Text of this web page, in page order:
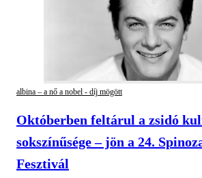
albina – a nő a nobel - díj mögött
Októberben feltárul a zsidó
sokszínűsége – jön a 24.
Fesztivál